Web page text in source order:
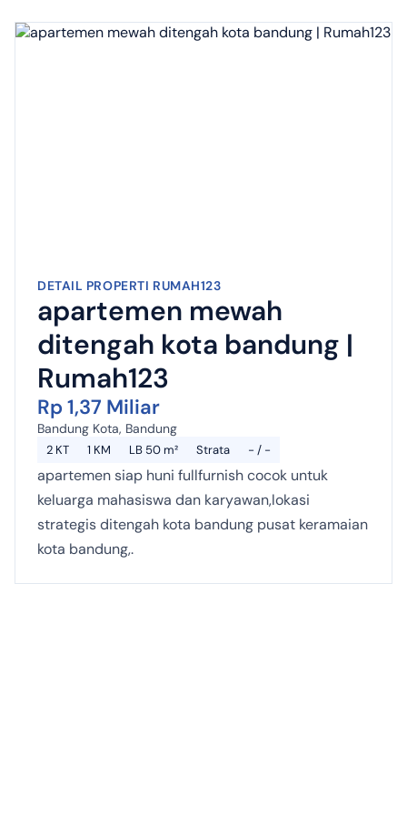
DETAIL PROPERTI RUMAH123
apartemen mewah
ditengah kota bandung |
Rumah123
Rp 1,37 Miliar
Bandung Kota, Bandung
2 KT 1 KM LB 50 m² Strata - / -
apartemen siap huni fullfurnish cocok untuk
keluarga mahasiswa dan karyawan,lokasi
strategis ditengah kota bandung pusat keramaian
kota bandung,.